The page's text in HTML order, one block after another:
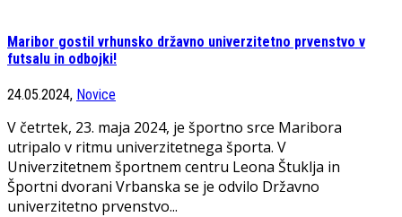
Maribor gostil vrhunsko državno univerzitetno prvenstvo v
futsalu in odbojki!
24.05.2024, Novice
V četrtek, 23. maja 2024, je športno srce Maribora
utripalo v ritmu univerzitetnega športa. V
Univerzitetnem športnem centru Leona Štuklja in
Športni dvorani Vrbanska se je odvilo Državno
univerzitetno prvenstvo...